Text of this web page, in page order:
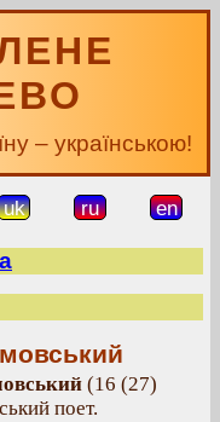
– українською!
uk ru en
(16 (27)
поет.